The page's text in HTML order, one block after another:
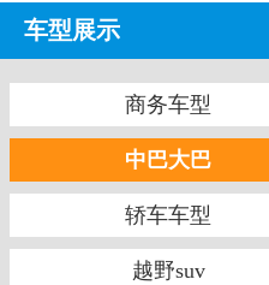
车型展示
商务车型
中巴大巴
轿车车型
越野suv